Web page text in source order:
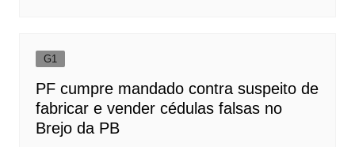
G1
PF cumpre mandado contra suspeito de
fabricar e vender cédulas falsas no
Brejo da PB